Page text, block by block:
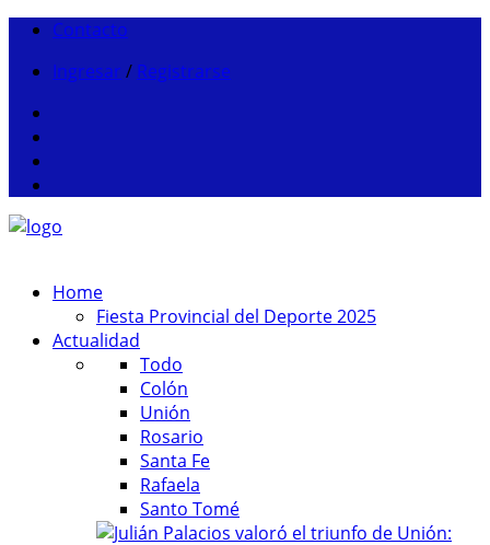
Contacto
Ingresar / Registrarse
Home
Fiesta Provincial del Deporte 2025
Actualidad
Todo
Colón
Unión
Rosario
Santa Fe
Rafaela
Santo Tomé